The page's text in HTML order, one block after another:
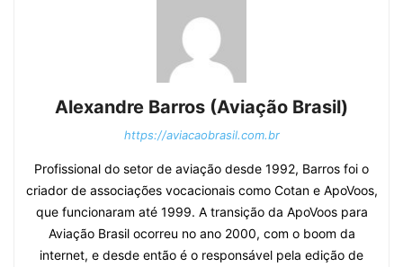
Alexandre Barros (Aviação Brasil)
https://aviacaobrasil.com.br
Profissional do setor de aviação desde 1992, Barros foi o
criador de associações vocacionais como Cotan e ApoVoos,
que funcionaram até 1999. A transição da ApoVoos para
Aviação Brasil ocorreu no ano 2000, com o boom da
internet, e desde então é o responsável pela edição de